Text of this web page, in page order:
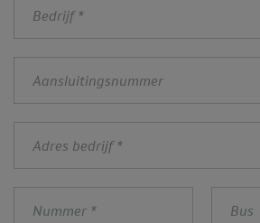
bedrijf
*